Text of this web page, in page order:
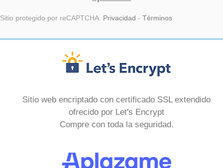
Sitio protegido por reCAPTCHA. Privacidad - Términos
Sitio web encriptado con certificado SSL extendido
ofrecido por Let's Encrypt
Compre con toda la seguridad.